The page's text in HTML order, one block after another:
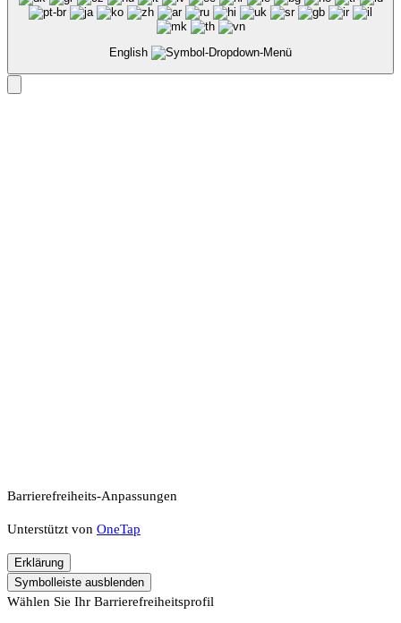
English
Barrierefreiheits-Anpassungen
Unterstützt von OneTap
Erklärung
Symbolleiste ausblenden
Wählen Sie Ihr Barrierefreiheitsprofil